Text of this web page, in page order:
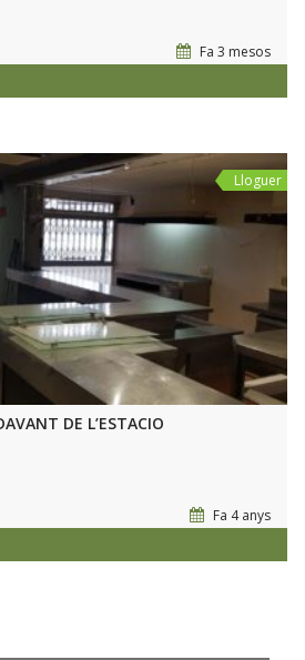
Fa 3 mesos
Lloguer
DE L’ESTACIO
Fa 4 anys